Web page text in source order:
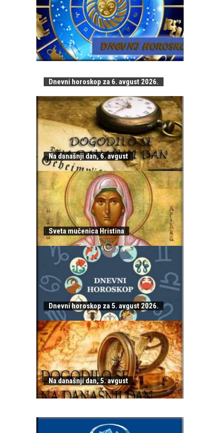
Dnevni horoskop za 6. avgust 2026.
Na današnji dan, 6. avgust
Sveta mučenica Hristina
Dnevni horoskop za 5. avgust 2026.
Na današnji dan, 5. avgust